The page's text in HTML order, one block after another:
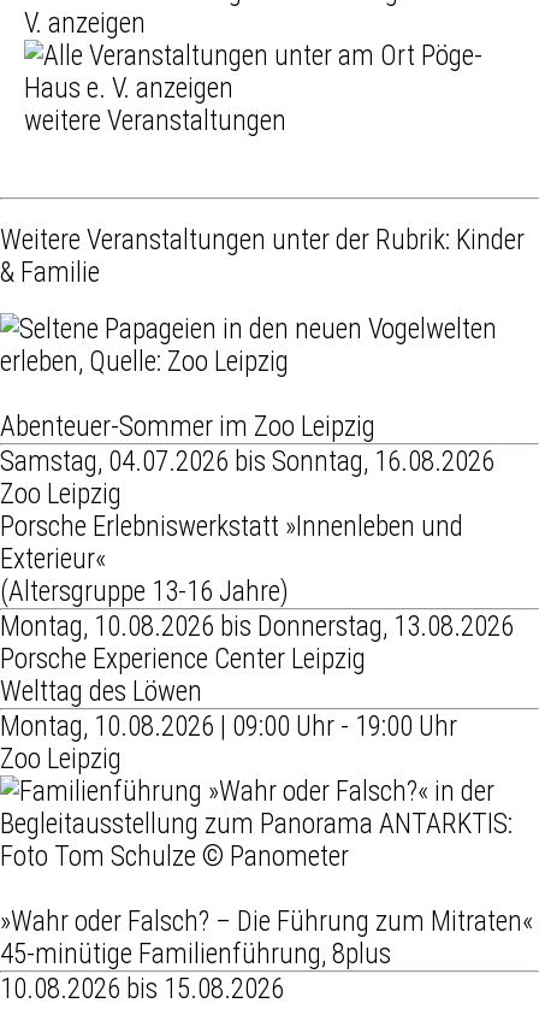
weitere Veranstaltungen
Weitere Veranstaltungen unter der Rubrik: Kinder
& Familie
Abenteuer-Sommer im Zoo Leipzig
Samstag, 04.07.2026 bis Sonntag, 16.08.2026
Zoo Leipzig
Porsche Erlebniswerkstatt »Innenleben und
Exterieur«
(Altersgruppe 13-16 Jahre)
Montag, 10.08.2026 bis Donnerstag, 13.08.2026
Porsche Experience Center Leipzig
Welttag des Löwen
Montag, 10.08.2026 | 09:00 Uhr - 19:00 Uhr
Zoo Leipzig
»Wahr oder Falsch? – Die Führung zum Mitraten«
45-minütige Familienführung, 8plus
10.08.2026 bis 15.08.2026